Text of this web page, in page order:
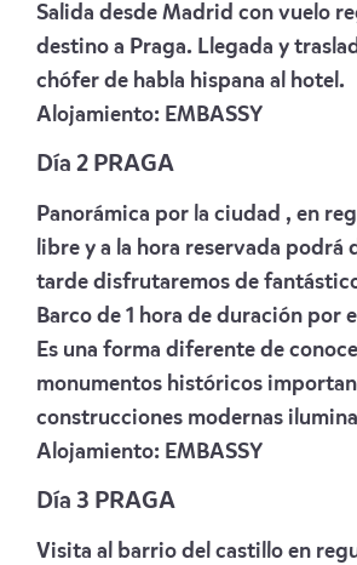
Salida desde Madrid con vuelo
destino a Praga. Llegada y
chófer de habla hispana al hotel.
Alojamiento: EMBASSY
Día 2 PRAGA
Panorámica por la ciudad , en
libre y a la hora reservada podrá
tarde disfrutaremos de
Barco de 1 hora de duración por
Es una forma diferente de
monumentos históricos
construcciones modernas
Alojamiento: EMBASSY
Día 3 PRAGA
Visita al barrio del castillo en